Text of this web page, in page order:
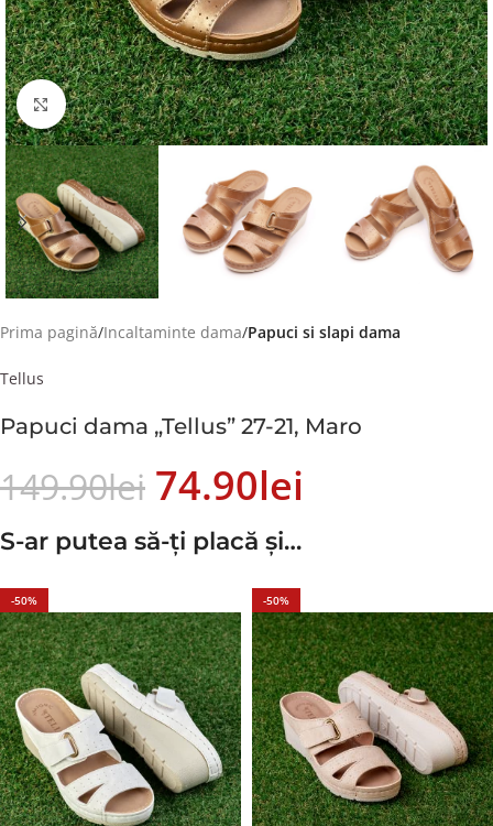
Faceți click pentru a mări
Prima pagină Incaltaminte dama Papuci si slapi dama
Tellus
Papuci dama „Tellus” 27-21, Maro
149.90Lei 74.90Lei
S-ar putea să-ți placă și…
-50% -50%